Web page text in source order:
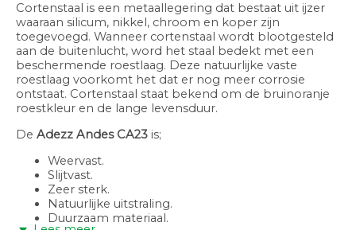
Cortenstaal is een metaallegering dat bestaat uit ijzer
waaraan silicum, nikkel, chroom en koper zijn
toegevoegd. Wanneer cortenstaal wordt blootgesteld
aan de buitenlucht, word het staal bedekt met een
beschermende roestlaag. Deze natuurlijke vaste
roestlaag voorkomt het dat er nog meer corrosie
ontstaat. Cortenstaal staat bekend om de bruinoranje
roestkleur en de lange levensduur.
De Adezz Andes CA23 is;
Weervast.
Slijtvast.
Zeer sterk.
Natuurlijke uitstraling.
Duurzaam materiaal.